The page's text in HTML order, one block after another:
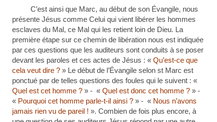
C’est ainsi que Marc, au début de son Évangile, nous
présente Jésus comme Celui qui vient libérer les hommes
esclaves du Mal, ce Mal qui les retient loin de Dieu. La
première étape sur ce chemin de libération nous est indiquée
par ces questions que les auditeurs sont conduits à se poser
devant les paroles et ces actes de Jésus : « Qu’est-ce que
cela veut dire ? » Le début de l’Évangile selon st Marc est
ponctué par de telles questions des foules qui le suivent : «
Quel est cet homme ? » - « Quel est donc cet homme ? » -
« Pourquoi cet homme parle-t-il ainsi ? » - « Nous n’avons
jamais rien vu de pareil ! ». Combien de fois plus encore, à